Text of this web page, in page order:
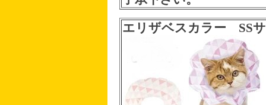
エリザベスカラー SS